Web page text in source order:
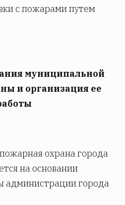
с пожарами путем
муниципальной
и организация ее
охрана города
на основании
администрации города